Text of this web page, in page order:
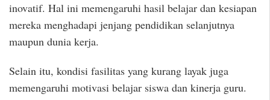
inovatif. Hal ini memengaruhi hasil belajar dan kesiapan
mereka menghadapi jenjang pendidikan selanjutnya
maupun dunia kerja.
Selain itu, kondisi fasilitas yang kurang layak juga
memengaruhi motivasi belajar siswa dan kinerja guru.